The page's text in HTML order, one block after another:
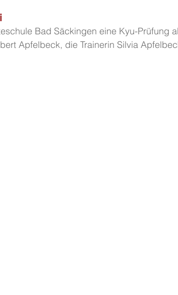
Bad Säckingen eine Kyu-Prüfung
Apfelbeck, die Trainerin Silvia